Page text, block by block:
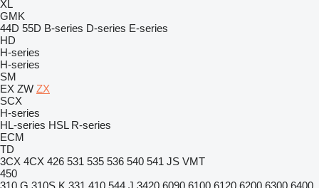
XL
GMK
44D 55D B-series D-series E-series
HD
H-series
H-series
SM
EX ZW ZX
SCX
H-series
HL-series HSL R-series
ECM
TD
3CX 4CX 426 531 535 536 540 541 JS VMT
450
310 G 310S K 331 410 544 J 3420 6090 6100 6120 6200 6300 6400